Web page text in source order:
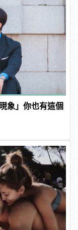
象」你也有這個